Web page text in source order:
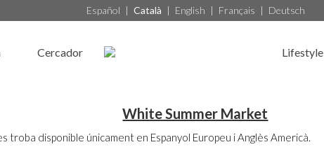
Español | Català | English | Français | Deutsch
Cercador Lifestyle
White Summer Market
troba disponible únicament en Espanyol Europeu i Anglès Americà.